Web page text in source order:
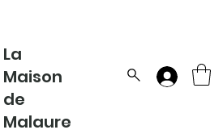
La
Maison
de
Malaure